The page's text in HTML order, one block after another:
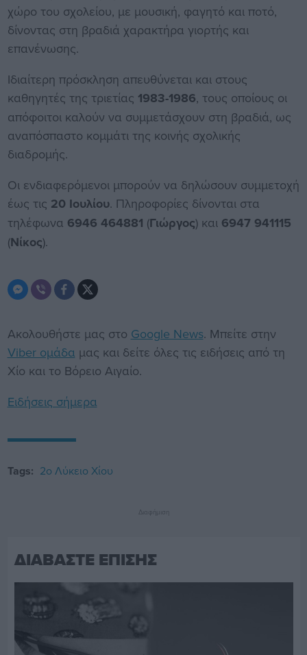
χώρο του σχολείου, με μουσική, φαγητό και ποτό,
δίνοντας στη βραδιά χαρακτήρα γιορτής και
επανένωσης.
Ιδιαίτερη πρόσκληση απευθύνεται και στους
καθηγητές της τριετίας 1983-1986, τους οποίους οι
απόφοιτοι καλούν να συμμετάσχουν στη βραδιά, ως
αναπόσπαστο κομμάτι της κοινής σχολικής
διαδρομής.
Οι ενδιαφερόμενοι μπορούν να δηλώσουν συμμετοχή
έως τις 20 Ιουλίου. Πληροφορίες δίνονται στα
τηλέφωνα 6946 464881 (Γιώργος) και 6947 941115
(Νίκος).
Ακολουθήστε μας στο Google News. Μπείτε στην
Viber ομάδα μας και δείτε όλες τις ειδήσεις από τη
Χίο και το Βόρειο Αιγαίο.
Ειδήσεις σήμερα
Tags: 2ο Λύκειο Χίου
Διαφήμιση
ΔΙΑΒΑΣΤΕ ΕΠΙΣΗΣ